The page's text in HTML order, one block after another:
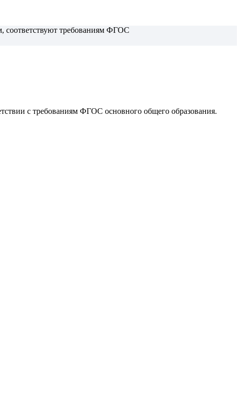
соответствуют требованиям ФГОС
с требованиям ФГОС основного общего образования.